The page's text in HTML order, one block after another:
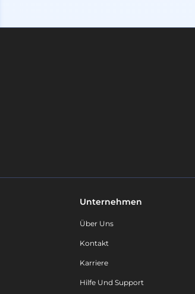
Unternehmen
Über Uns
Kontakt
Karriere
Hilfe Und Support